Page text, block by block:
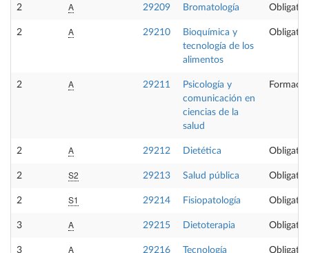
2 A 29209 Bromatología
2 A 29210
Bioquímica y
tecnología de los
alimentos
2 A 29211
Psicología y
comunicación en
ciencias de la
salud
2 A 29212 Dietética
2 S2 29213 Salud pública
2 S1 29214 Fisiopatología
3 A 29215 Dietoterapia
3 A 29216 Tecnología